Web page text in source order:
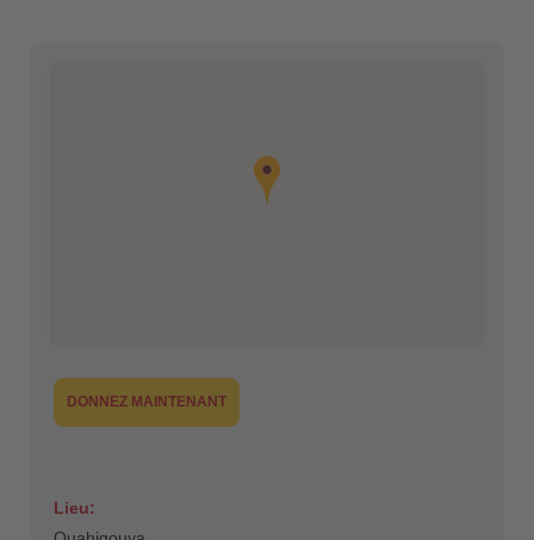
DONNEZ MAINTENANT
Lieu: